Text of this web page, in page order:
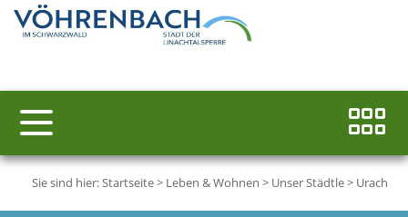
Sie sind hier:Startseite> Leben & Wohnen > Unser Städtle> Urach